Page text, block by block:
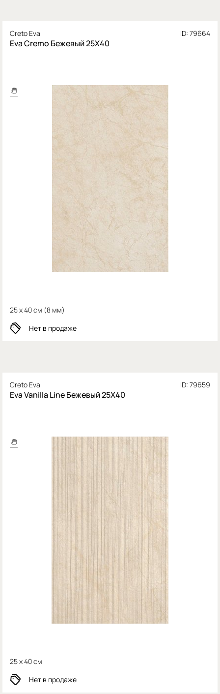
Creto Eva ID: 79664
Eva Cremo Бежевый 25Х40
25 x 40 см (8 мм)
Нет в продаже
Creto Eva ID: 79659
Eva Vanilla Line Бежевый 25X40
25 x 40 см
Нет в продаже